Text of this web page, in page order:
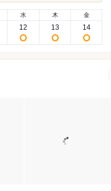
水
12
木
13
金
14